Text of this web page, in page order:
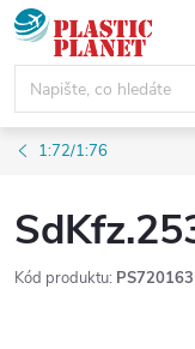
Přejít
na
obsah
1:72/1:76
Kód produktu: PS720163